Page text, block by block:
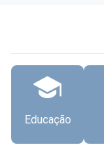
Educação